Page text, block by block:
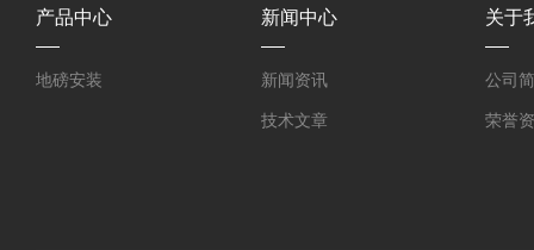
产品中心
地磅安装
新闻中心
新闻资讯
技术文章
关于
公司
荣誉